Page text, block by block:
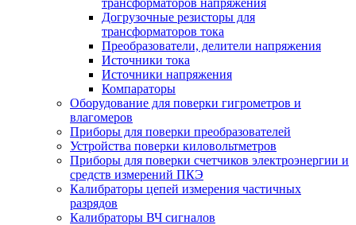
Догрузочные резисторы для
трансформаторов тока
Преобразователи, делители напряжения
Источники тока
Источники напряжения
Компараторы
Оборудование для поверки гигрометров и
влагомеров
Приборы для поверки преобразователей
Устройства поверки киловольтметров
Приборы для поверки счетчиков электроэнергии и
средств измерений ПКЭ
Калибраторы цепей измерения частичных
разрядов
Калибраторы ВЧ сигналов